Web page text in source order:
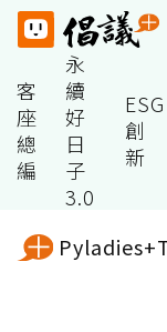
客
座
總
編
永
續
好
日
子
3.0
ESG
創
新